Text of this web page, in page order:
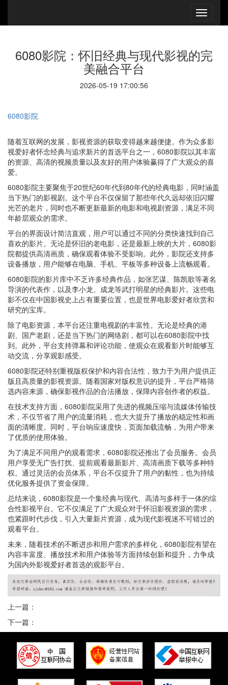
6080影院：怀旧经典与现代影视的完
美融合平台
2026-05-19 17:00:56
6080影院
随着互联网的发展，影视资源的获取变得越来越便捷。作为众多影
视爱好者怀念经典与追求新片的首选平台之一，6080影院以其丰富
的资源、高清的视频质量以及友好的用户体验赢得了广大观众的喜
爱。
6080影院主要聚焦于20世纪60年代到80年代的经典电影，同时涵盖
当下热门的影视剧。这个平台不仅保留了那些年代久远却依旧闪耀
光芒的老片，同时也不断更新最新的电影和电视剧资源，满足不同
年龄层观众的需求。
平台的界面设计简洁直观，用户可以通过不同的分类快速找到自己
喜欢的影片。无论是怀旧的老电影，还是最新上映的大片，6080影
院都提供高清画质，确保观看体验不受影响。此外，影院还支持多
设备播放，用户能够在电脑、手机、平板等多种设备上流畅观看。
6080影院的影片库中不乏许多经典作品，如张艺谋、陈凯歌等著名
导演的代表作，以及李小龙、成龙等武打明星的经典影片。这些电
影不仅在中国影视史上占有重要位置，也是世界电影爱好者欣赏和
研究的宝库。
除了电影资源，本平台还注重电视剧的丰富性。无论是经典的港
剧、国产老剧，还是当下热门的网络剧，都可以在6080影院中找
到。此外，平台支持弹幕和评论功能，使观众在观看影片时能够互
动交流，分享观影感受。
6080影院还特别重视版权保护和内容合法性，致力于为用户提供正
版且高质量的影视资源。随着国家对版权意识的提升，平台严格筛
选内容来源，确保影视作品的合法播放，保障内容创作者的权益。
在技术支持方面，6080影院采用了先进的视频压缩与流媒体传输技
术，不仅节省了用户的流量消耗，也大大提升了播放的稳定性和画
面的清晰度。同时，平台响应速度快，页面加载流畅，为用户带来
了优质的使用体验。
为了满足不同用户的观看需求，6080影院还推出了会员服务。会员
用户享受无广告打扰、提前观看最新影片、高清画质下载等多种特
权。通过灵活的会员体系，平台不仅提升了用户的黏性，也为持续
优化服务提供了资金保障。
总结来说，6080影院是一个集经典与现代、高清与多样于一体的综
合性影视平台。它不仅满足了广大观众对于怀旧影视资源的需求，
也紧跟时代步伐，引入大量新片资源，成为现代影视迷不可错过的
观看平台。
未来，随着技术的不断进步和用户需求的多样化，6080影院有望在
内容丰富度、播放技术和用户体验等方面持续创新和提升，力争成
为国内外影视爱好者首选的观影平台。
上一篇：
下一篇：